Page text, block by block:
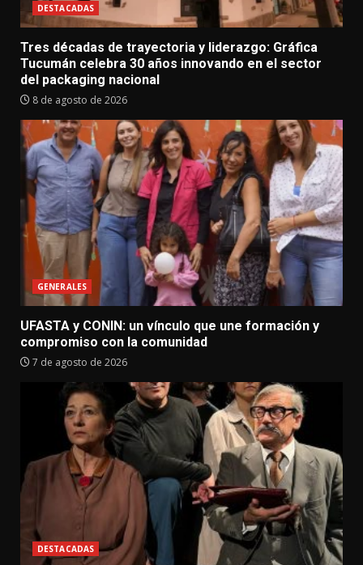
DESTACADAS
Tres décadas de trayectoria y liderazgo: Gráfica
Tucumán celebra 30 años innovando en el sector
del packaging nacional
8 de agosto de 2026
GENERALES
UFASTA y CONIN: un vínculo que une formación y
compromiso con la comunidad
7 de agosto de 2026
DESTACADAS